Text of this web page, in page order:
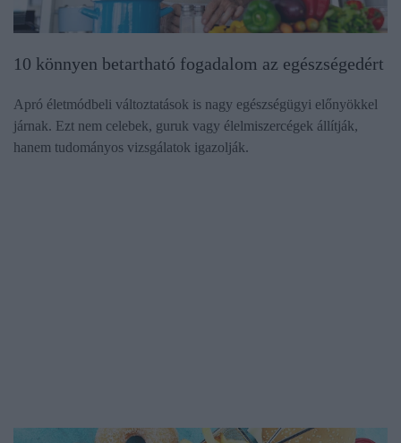
10 könnyen betartható fogadalom az egészségedért
Apró életmódbeli változtatások is nagy egészségügyi előnyökkel
járnak. Ezt nem celebek, guruk vagy élelmiszercégek állítják,
hanem tudományos vizsgálatok igazolják.